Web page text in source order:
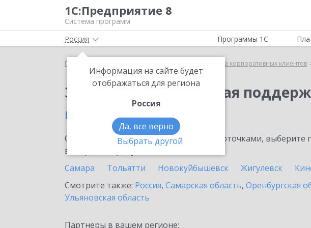
1С:Предприятие 8
Система программ
Россия
Информация на сайте будет
отображаться для региона
Россия
Да, все верно
Выбрать другой
Программы 1С
Главная Премиальная поддержка корпоративных клиентов
Заказать Премиальная
в Сызрани
Ознакомьтесь с информационными карточками, выберите
внедрение продукта.
Самара
Тольятти Новокуйбышевск Жигулевск
Смотрите также: Россия, Самарская область, Оренбургская
Ульяновская область
Партнеры в вашем регионе: